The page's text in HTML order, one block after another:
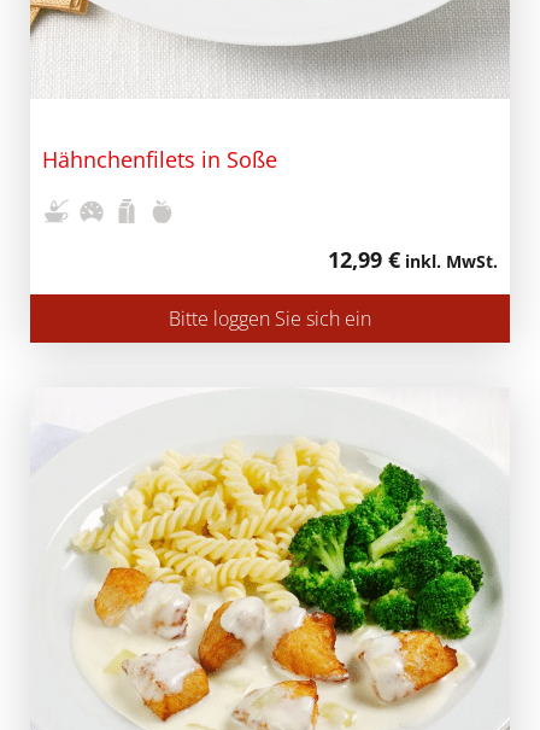
Hähnchenfilets in Soße
12,99 € inkl. MwSt.
Bitte loggen Sie sich ein